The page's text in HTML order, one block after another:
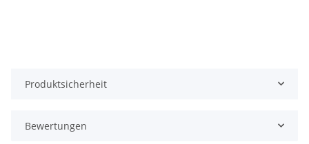
Produktsicherheit
Bewertungen